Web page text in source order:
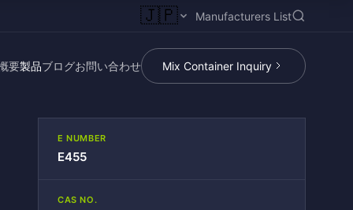
🇯🇵 Manufacturers List
要製品ブログお問い合わせ Mix Container Inquiry
E NUMBER
E455
CAS NO.